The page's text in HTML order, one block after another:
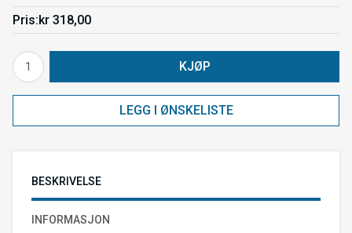
Pris kr 318,00
KJØP
LEGG I ØNSKELISTE
BESKRIVELSE
INFORMASJON